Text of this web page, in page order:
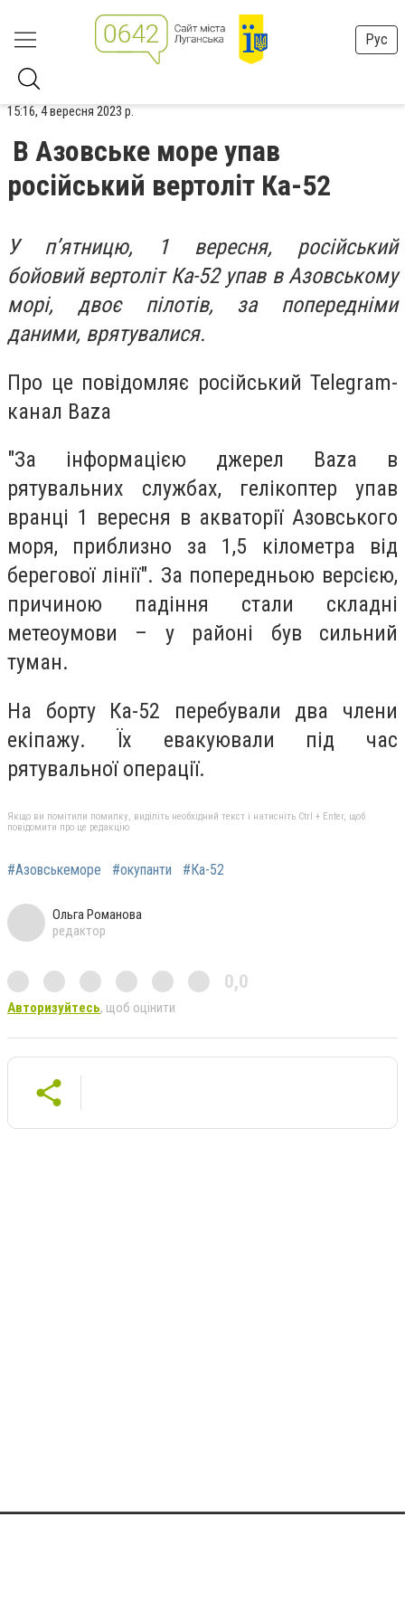
Рус
15:16, 4 вересня 2023 р.
В Азовське море упав
російський вертоліт Ка-52
У п’ятницю, 1 вересня, російський
бойовий вертоліт Ка-52 упав в Азовському
морі, двоє пілотів, за попередніми
даними, врятувалися.
Про це повідомляє російський Telegram-
канал Baza
"За інформацією джерел Baza в
рятувальних службах, гелікоптер упав
вранці 1 вересня в акваторії Азовського
моря, приблизно за 1,5 кілометра від
берегової лінії". За попередньою версією,
причиною падіння стали складні
метеоумови – у районі був сильний
туман.
На борту Ка-52 перебували два члени
екіпажу. Їх евакуювали під час
рятувальної операції.
Якщо ви помітили помилку, виділіть необхідний текст і натисніть Ctrl + Enter, щоб
повідомити про це редакцію
#Азовськеморе #окупанти #Ка-52
Ольга Романова
редактор
0,0
Авторизуйтесь, щоб оцінити